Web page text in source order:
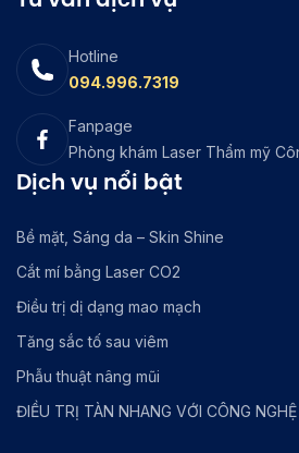
Hotline
094.996.7319
Fanpage
Phòng khám Laser Thẩm mỹ
Dịch vụ nổi bật
Bề mặt, Sáng da – Skin Shine
Cắt mí bằng Laser CO2
Điều trị dị dạng mao mạch
Tăng sắc tố sau viêm
Phẫu thuật nâng mũi
ĐIỀU TRỊ TÀN NHANG VỚI CÔNG NGHỆ